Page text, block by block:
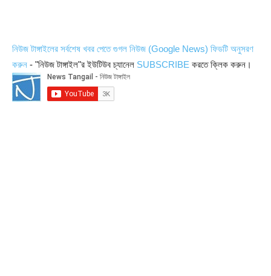
নিউজ টাঙ্গাইলের সর্বশেষ খবর পেতে গুগল নিউজ (Google News) ফিডটি অনুসরণ
করুন - "নিউজ টাঙ্গাইল"র ইউটিউব চ্যানেল SUBSCRIBE করতে ক্লিক করুন।